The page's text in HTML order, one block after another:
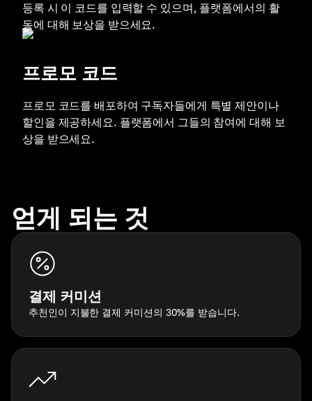
등록 시 이 코드를 입력할 수 있으며, 플랫폼에서의 활
동에 대해 보상을 받으세요.
프로모 코드
프로모 코드를 배포하여 구독자들에게 특별 제안이나
할인을 제공하세요. 플랫폼에서 그들의 참여에 대해 보
상을 받으세요.
얻게 되는 것
결제 커미션
추천인이 지불한 결제 커미션의 30%를 받습니다.